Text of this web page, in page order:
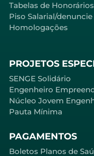
Tabelas de Honorários
Piso Salarial/denuncie
Homologações
PROJETOS
SENGE Solidário
Engenheiro
Núcleo Jovem
Pauta Mínima
PAGAMENTOS
Boletos Planos de